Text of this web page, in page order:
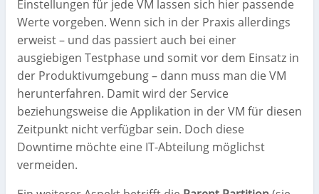
Einstellungen für jede VM lassen sich hier passende
Werte vorgeben. Wenn sich in der Praxis allerdings
erweist – und das passiert auch bei einer
ausgiebigen Testphase und somit vor dem Einsatz in
der Produktivumgebung – dann muss man die VM
herunterfahren. Damit wird der Service
beziehungsweise die Applikation in der VM für diesen
Zeitpunkt nicht verfügbar sein. Doch diese
Downtime möchte eine IT-Abteilung möglichst
vermeiden.